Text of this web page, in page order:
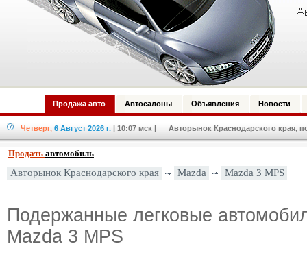
Продажа авто Автосалоны Объявления Новости
Четверг, 6 Август 2026 г. | 10:07 мск | Авторынок Краснодарского края,
Продать автомобиль
Авторынок Краснодарского края Mazda Mazda 3 MPS
Подержанные легковые
Mazda 3 MPS